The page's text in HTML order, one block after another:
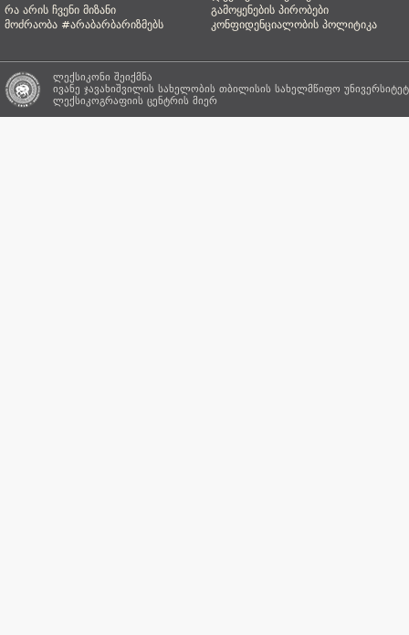
რა არის ჩვენი მიზანი
მოძრაობა #არაბარბარიზმებს
გამოყენების პირობები
კონფიდენციალობის პოლიტიკა
ლექსიკონი შეიქმნა
ივანე ჯავახიშვილის სახელობის თბილისის სახელმწიფო
ლექსიკოგრაფიის ცენტრის მიერ